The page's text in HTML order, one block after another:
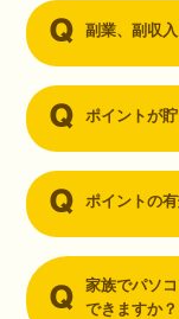
副業、副収
ポイントが
ポイントの
家族でパソ
できますか？